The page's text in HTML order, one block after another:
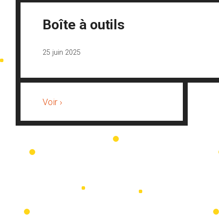
Boîte à outils
25 juin 2025
Voir ›